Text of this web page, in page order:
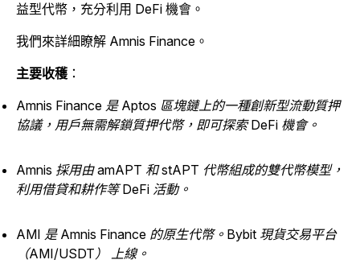
益型代幣，充分利用 DeFi 機會。
我們來詳細瞭解 Amnis Finance。
主要收穫 ：
Amnis Finance 是 Aptos 區塊鏈上的一種創新型流動質押
協議，用戶無需解鎖質押代幣，即可探索 DeFi 機會。
Amnis 採用由 amAPT 和 stAPT 代幣組成的雙代幣模型，
利用借貸和耕作等 DeFi 活動。
AMI 是 Amnis Finance 的原生代幣。Bybit 現貨交易平台
（AMI/USDT） 上線。